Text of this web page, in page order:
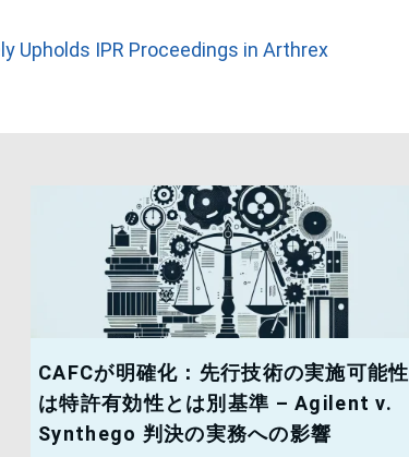
Upholds IPR Proceedings in Arthrex
CAFCが明確化：先行技術の実施可能性
は特許有効性とは別基準 – Agilent v.
Synthego 判決の実務への影響